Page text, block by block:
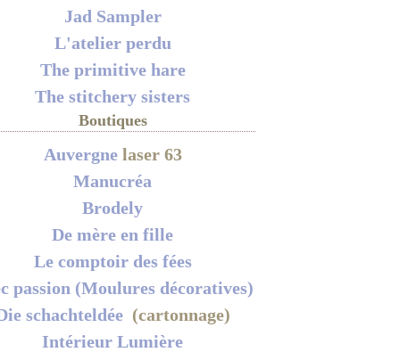
Jad Sampler
L'atelier perdu
The primitive hare
The stitchery sisters
Boutiques
Auvergne laser 63
Manucréa
Brodely
De mère en fille
Le comptoir des fées
passion (Moulures décoratives)
schachteldée (cartonnage)
Intérieur Lumière